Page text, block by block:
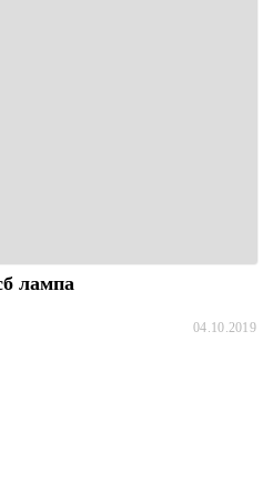
лампа
04.10.2019